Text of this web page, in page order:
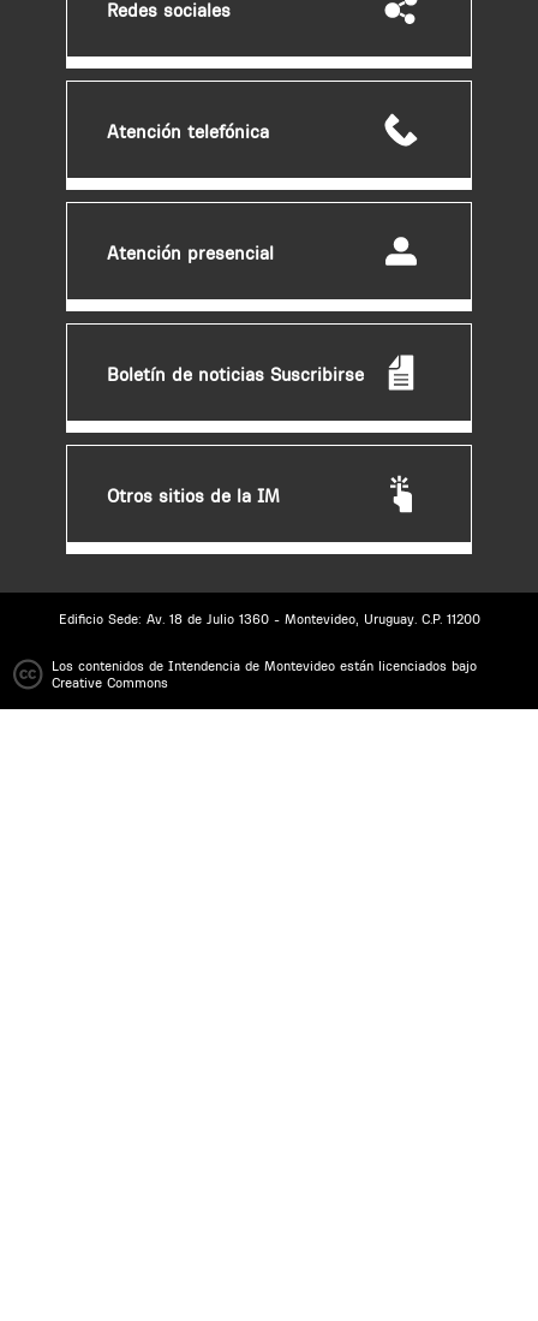
Redes sociales
Atención telefónica
Atención presencial
Boletín de noticias Suscribirse
Otros sitios de la IM
Edificio Sede: Av. 18 de Julio 1360 - Montevideo, Uruguay. C.P. 11200
Los contenidos de Intendencia de Montevideo están licenciados bajo
Creative Commons